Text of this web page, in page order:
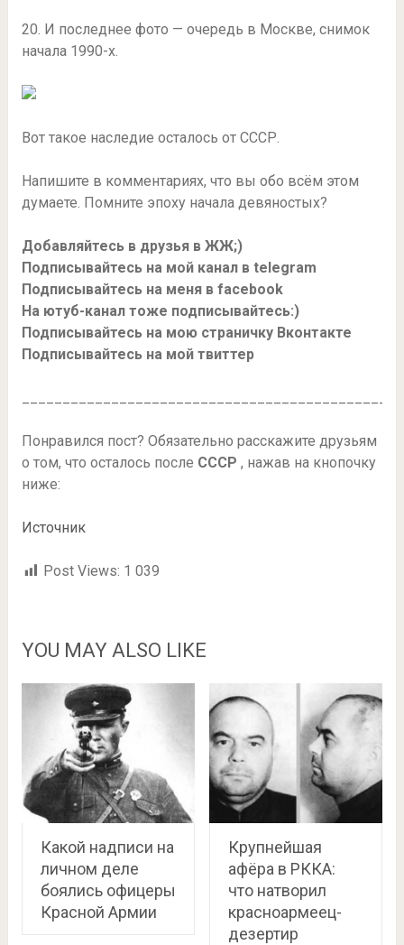
20. И последнее фото — очередь в Москве, снимок
начала 1990-х.
Вот такое наследие осталось от СССР.
Напишите в комментариях, что вы обо всём этом
думаете. Помните эпоху начала девяностых?
Добавляйтесь в друзья в ЖЖ;)
Подписывайтесь на мой канал в telegram
Подписывайтесь на меня в facebook
На ютуб-канал тоже подписывайтесь:)
Подписывайтесь на мою страничку Вконтакте
Подписывайтесь на мой твиттер
Понравился пост? Обязательно расскажите друзьям
о том, что осталось после СССР , нажав на кнопочку
ниже:
Источник
Post Views: 1 039
YOU MAY ALSO LIKE
Какой надписи на
личном деле
боялись офицеры
Красной Армии
Крупнейшая
афёра в РККА:
что натворил
красноармеец-
дезертир